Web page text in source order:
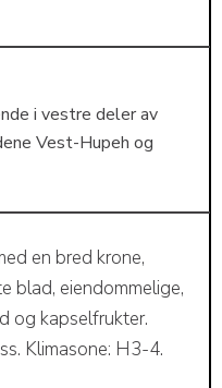
i vestre deler av
Vest-Hupeh og
en bred krone,
blad, eiendommelige,
og kapselfrukter.
Klimasone: H3-4.